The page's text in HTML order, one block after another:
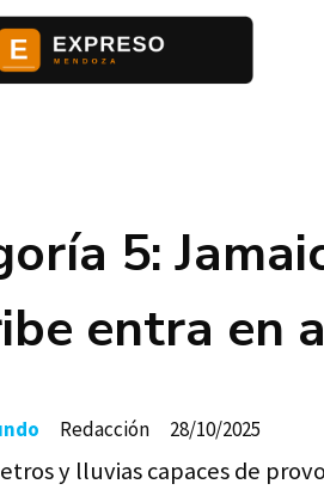
5:
entra en
y lluvias capaces de
28/10/2025
Redacción